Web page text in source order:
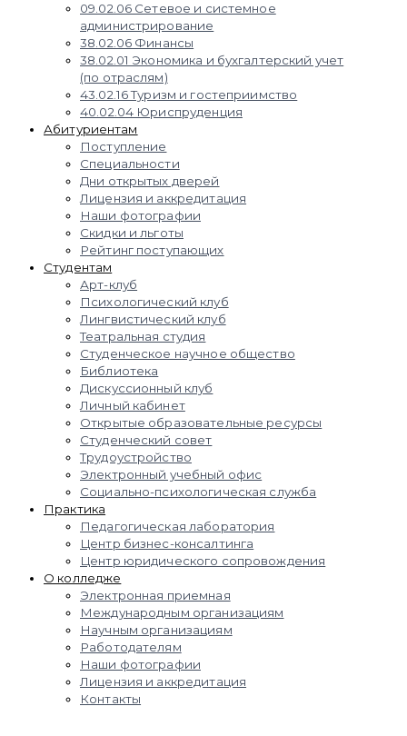
09.02.06 Сетевое и системное
администрирование
38.02.06 Финансы
38.02.01 Экономика и бухгалтерский учет
(по отраслям)
43.02.16 Туризм и гостеприимство
40.02.04 Юриспруденция
Абитуриентам
Поступление
Специальности
Дни открытых дверей
Лицензия и аккредитация
Наши фотографии
Скидки и льготы
Рейтинг поступающих
Студентам
Арт-клуб
Психологический клуб
Лингвистический клуб
Театральная студия
Студенческое научное общество
Библиотека
Дискуссионный клуб
Личный кабинет
Открытые образовательные ресурсы
Студенческий совет
Трудоустройство
Электронный учебный офис
Социально-психологическая служба
Практика
Педагогическая лаборатория
Центр бизнес-консалтинга
Центр юридического сопровождения
О колледже
Электронная приемная
Международным организациям
Научным организациям
Работодателям
Наши фотографии
Лицензия и аккредитация
Контакты